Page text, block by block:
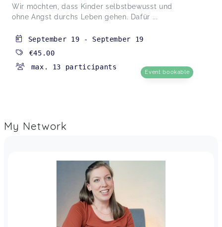
Wir möchten, dass Kinder selbstbewusst und
ohne Angst durchs Leben gehen. Dafür ...
September 19 - September 19
€45.00
max. 13 participants
Event bookable
My Network